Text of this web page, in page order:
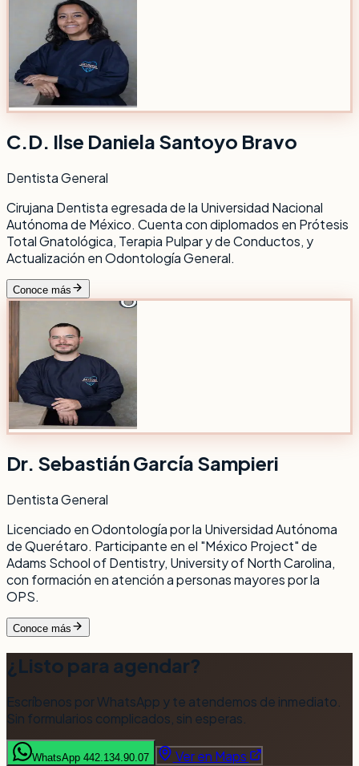
C.D. Ilse Daniela Santoyo Bravo
Dentista General
Cirujana Dentista egresada de la Universidad Nacional
Autónoma de México. Cuenta con diplomados en Prótesis
Total Gnatológica, Terapia Pulpar y de Conductos, y
Actualización en Odontología General.
Conoce más
Dr. Sebastián García Sampieri
Dentista General
Licenciado en Odontología por la Universidad Autónoma
de Querétaro. Participante en el "México Project" de
Adams School of Dentistry, University of North Carolina,
con formación en atención a personas mayores por la
OPS.
Conoce más
¿Listo para agendar?
Escríbenos por WhatsApp y te atendemos de inmediato.
Sin formularios complicados, sin esperas.
WhatsApp 442.134.90.07
Ver en Maps